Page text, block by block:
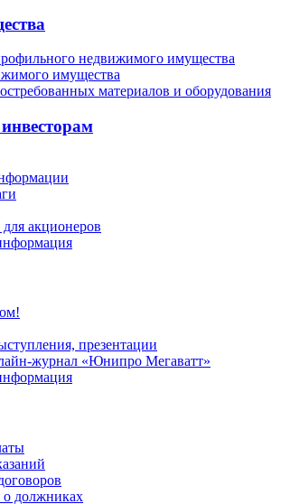
недвижимого имущества
имущества
материалов и оборудования
акционеров
презентации
журнал «Юнипро Мегаватт»
должниках